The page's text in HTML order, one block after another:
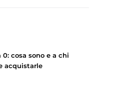
cosa sono e a chi
acquistarle